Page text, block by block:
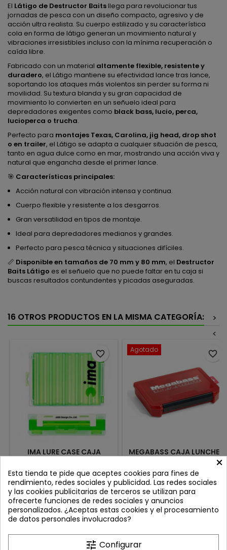
El Látigo de Destructor Baitsllega para revolucionar tus
jornadas de pesca con un diseño compacto, agresivo y de
acción ultra realista. Su cuerpo estilizado y su característica
cola en forma de látigo generan un movimiento natural y
vibraciones irresistibles incluso con la mínima recuperación o
caída libre.
Fabricado con un material altamente flexible, resistente y
duradero, el Látigo mantiene su efectividad lance tras lance,
soportando los ataques más violentos sin perder su forma ni
movilidad. Su textura blanda y su gran capacidad de
movimiento lo convierten en un señuelo ideal para
depredadores exigentes como black bass, lucio, perca,
lucioperca o trucha.
Perfecto para montajes Texas, Carolina, jig head, drop shot
o en trailer, el Látigo se adapta a cualquier situación de pesca,
tanto en agua dulce como en mar, mostrando una acción viva y
natural que engancha desde el primer lance.
🎯 Características principales:
Acción natural con vibración intensa y continua.
Cuerpo flexible y resistente a los desgarros.
Gran versatilidad en tipos de montaje.
Ideal para depredadores medianos y grandes.
Perfecto para pesca técnica y situaciones difíciles.
📏 Disponible en tamaños de 70 mm y 80 mm, el Destructor
Baits Látigo es el señuelo que no puede faltar en tu caja si
buscas resultados contundentes y picadas aseguradas.
16 OTROS PRODUCTOS EN LA MISMA CATEGORÍA:
>
<
IMA LURE CASE CAJA
SEÑUELOS REVERSIBLE LIMA
Review(s):0
Dimensiones: 205 mm x 145
mm x 40
mmCapacidad: Gran
capacidad para múltiples
señuelos.
Precio
14,90 €
 Añadir al carrito
favorite_border Agotado
MEGABASS CAJA LUNCHER
BOX MB-3010NDM RED
Review(s):
La Megabass 3010NDM es una
caja de almacenamiento
compacta, resistente y
práctica, diseñada para
ordenado. Su construcción
de polipropileno de alta
Precio
12,70 €
favorite_border
×
Esta tienda te pide que aceptes cookies para fines de
rendimiento, redes sociales y publicidad. Las redes sociales
y las cookies publicitarias de terceros se utilizan para
ofrecerte funciones de redes sociales y anuncios
personalizados. ¿Aceptas estas cookies y el procesamiento
de datos personales involucrados?
tune Configurar